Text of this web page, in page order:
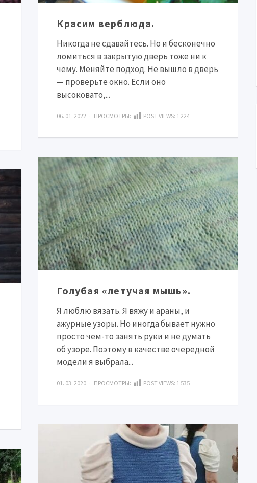
Красим верблюда.
Никогда не сдавайтесь. Но и бесконечно
ломиться в закрытую дверь тоже ни к
чему. Меняйте подход. Не вышло в дверь
— проверьте окно. Если оно
высоковато,...
06. 01. 2022 · ПРОСМОТРЫ: POST VIEWS: 1 224
Голубая «летучая мышь».
Я люблю вязать. Я вяжу и араны, и
ажурные узоры. Но иногда бывает нужно
просто чем-то занять руки и не думать
об узоре. Поэтому в качестве очередной
модели я выбрала...
01. 03. 2020 · ПРОСМОТРЫ: POST VIEWS: 1 535